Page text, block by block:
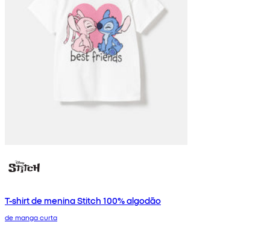
T-shirt de menina Stitch 100% algodão
de manga curta